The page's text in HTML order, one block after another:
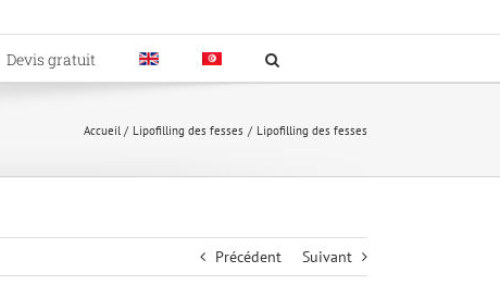
Devis gratuit
Accueil Lipofilling des fesses Lipofilling des fesses
Précédent Suivant